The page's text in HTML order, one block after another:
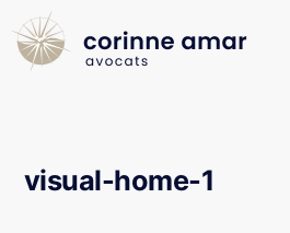
visual-home-1